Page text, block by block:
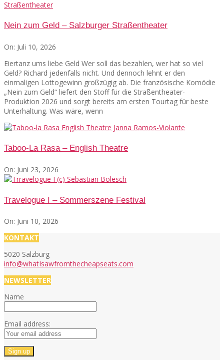
Nein zum Geld – Salzburger Straßentheater
On: Juli 10, 2026
Eiertanz ums liebe Geld Wer soll das bezahlen, wer hat so viel
Geld? Richard jedenfalls nicht. Und dennoch lehnt er den
einmaligen Lottogewinn großzügig ab. Die französische Komödie
„Nein zum Geld“ liefert den Stoff für die Straßentheater-
Produktion 2026 und sorgt bereits am ersten Tourtag für beste
Unterhaltung. Was wäre, wenn
Taboo-La Rasa – English Theatre
On: Juni 23, 2026
Travelogue I – Sommerszene Festival
On: Juni 10, 2026
KONTAKT
5020 Salzburg
info@whatIsawfromthecheapseats.com
NEWSLETTER
Name
Email address: